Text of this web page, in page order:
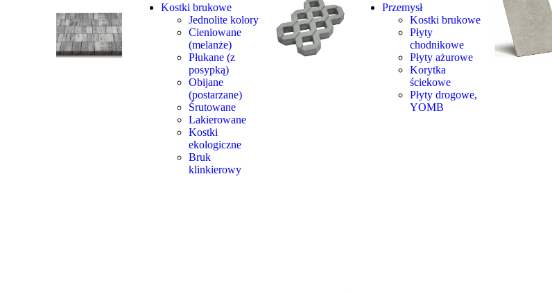
Kostki brukowe
Jednolite kolory
Cieniowane
(melanże)
Płukane (z
posypką)
Obijane
(postarzane)
Śrutowane
Lakierowane
Kostki
ekologiczne
Bruk
klinkierowy
Przemysł
Kostki brukowe
Płyty
chodnikowe
Płyty ażurowe
Korytka
ściekowe
Płyty drogowe,
YOMB